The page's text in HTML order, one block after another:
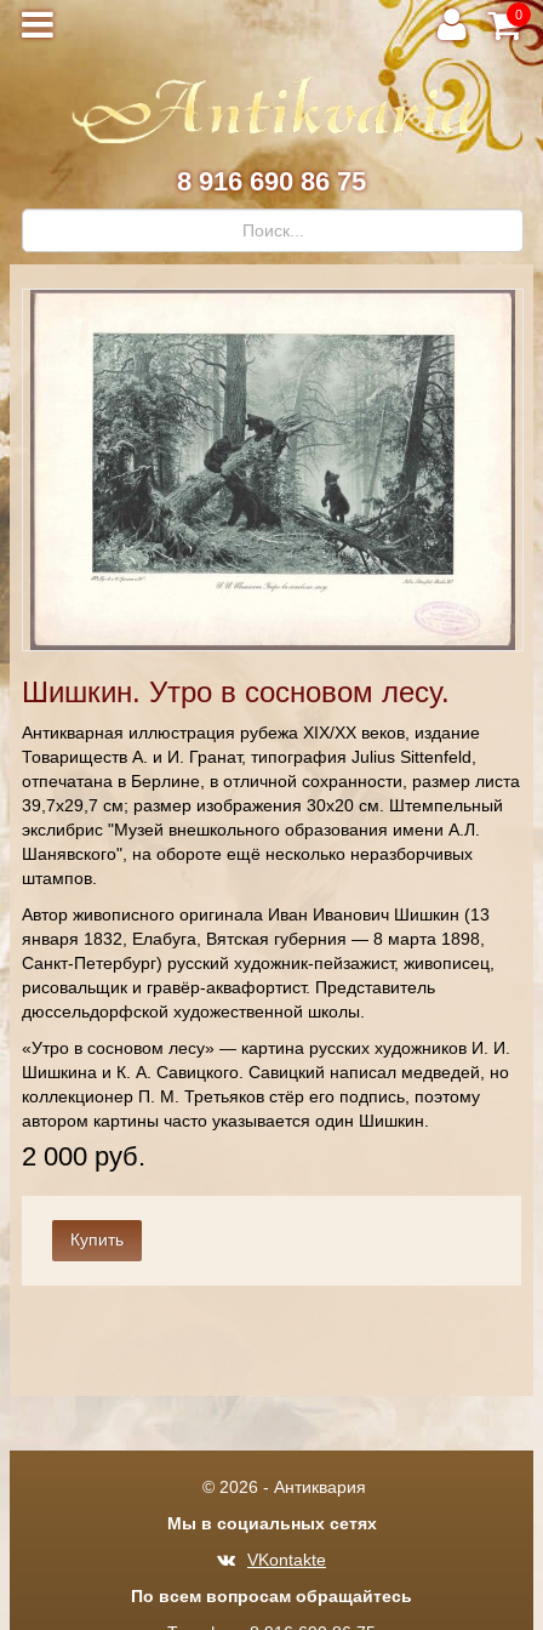
0
8 916 690 86 75
Шишкин. Утро в сосновом лесу.
Антикварная иллюстрация рубежа XIX/XX веков, издание
Товариществ А. и И. Гранат, типография Julius Sittenfeld,
отпечатана в Берлине, в отличной сохранности, размер листа
39,7х29,7 см; размер изображения 30х20 см. Штемпельный
экслибрис "Музей внешкольного образования имени А.Л.
Шанявского", на обороте ещё несколько неразборчивых
штампов.
Автор живописного оригинала Иван Иванович Шишкин (13
января 1832, Елабуга, Вятская губерния — 8 марта 1898,
Санкт-Петербург) русский художник-пейзажист, живописец,
рисовальщик и гравёр-аквафортист. Представитель
дюссельдорфской художественной школы.
«Утро в сосновом лесу» — картина русских художников И. И.
Шишкина и К. А. Савицкого. Савицкий написал медведей, но
коллекционер П. М. Третьяков стёр его подпись, поэтому
автором картины часто указывается один Шишкин.
2 000 руб.
© 2026 - Антиквария
Мы в социальных сетях
VKontakte
По всем вопросам обращайтесь